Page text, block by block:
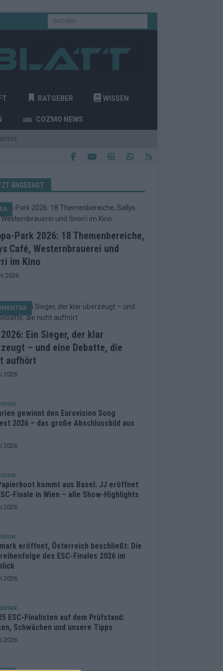
RATGEBER WISSEN
COZMO NEWS
ANGESAGT
Park 2026: 18 Themenbereiche,
Café, Westernbrauerei und
im Kino
2026
2026: Ein Sieger, der klar
– und eine Debatte, die
aufhört
2026
gewinnt den Eurovision Song
2026 – das große Abschlussbild aus
2026
kommt aus Basel: JJ eröffnet
Finale in Wien – alle Show-Highlights
2026
eröffnet, Österreich beschließt: Die
des ESC-Finales 2026 im
2026
ESC-Finalisten auf dem Prüfstand:
Schwächen und unsere Tipps
2026